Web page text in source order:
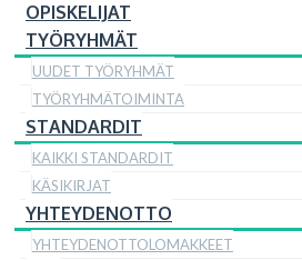
OPISKELIJAT
TYÖRYHMÄT
UUDET TYÖRYHMÄT
TYÖRYHMÄTOIMINTA
STANDARDIT
KAIKKI STANDARDIT
KÄSIKIRJAT
YHTEYDENOTTO
YHTEYDENOTTOLOMAKKEET